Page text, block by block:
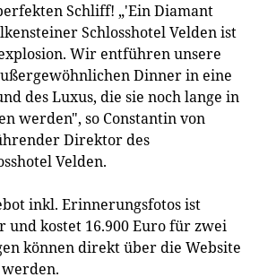
Schliff! „'Ein Diamant
Schlosshotel Velden ist
Wir entführen unsere
Dinner in eine
des Luxus, die sie noch lange in
werden", so Constantin von
Direktor des
Velden.
inkl. Erinnerungsfotos ist
und kostet 16.900 Euro für zwei
können direkt über die Website